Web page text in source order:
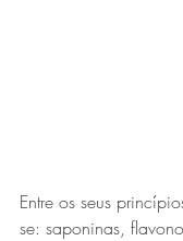
Entre os seus
se: saponinas,